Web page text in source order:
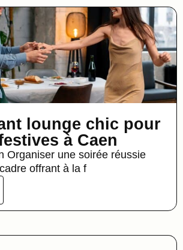
lounge chic pour
à Caen
Organiser une soirée réussie
offrant à la f